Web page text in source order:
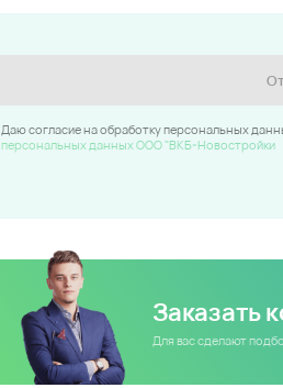
Даю согласие на обработку персональных
персональных данных ООО "ВКБ-Новостройки
Заказать
Для вас сделают